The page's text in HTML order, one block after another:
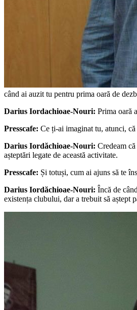
când ai auzit tu pentru prima oară de
Darius Iordachioae-Nouri: Prima oară
Presscafe: Ce ți-ai imaginat tu, atunci,
Darius Iordăchioae-Nouri: Credeam
așteptări legate de această activitate.
Presscafe: Și totuși, cum ai ajuns să te
Darius Iordăchioae-Nouri: Încă de
existența clubului, dar a trebuit să aștept